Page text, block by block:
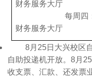
财务服务大厅
每周四：西
财务服务大厅
8月25日大兴校区
自助投递机开放。8月
收支票、汇款、还发票